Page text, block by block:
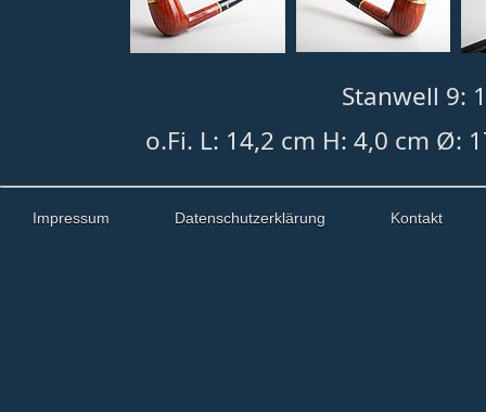
Stanwell 9:
o.Fi. L: 14,2 cm H: 4,0 cm Ø:
Impressum Datenschutzerklärung Kontakt